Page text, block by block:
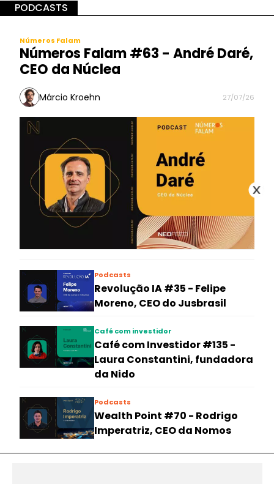
PODCASTS
Números Falam
Números Falam #63 - André Daré,
CEO da Núclea
Márcio Kroehn 27/07/26
Podcasts
Revolução IA #35 - Felipe
Moreno, CEO do Jusbrasil
Café com investidor
Café com Investidor #135 -
Laura Constantini, fundadora
da Nido
Podcasts
Wealth Point #70 - Rodrigo
Imperatriz, CEO da Nomos